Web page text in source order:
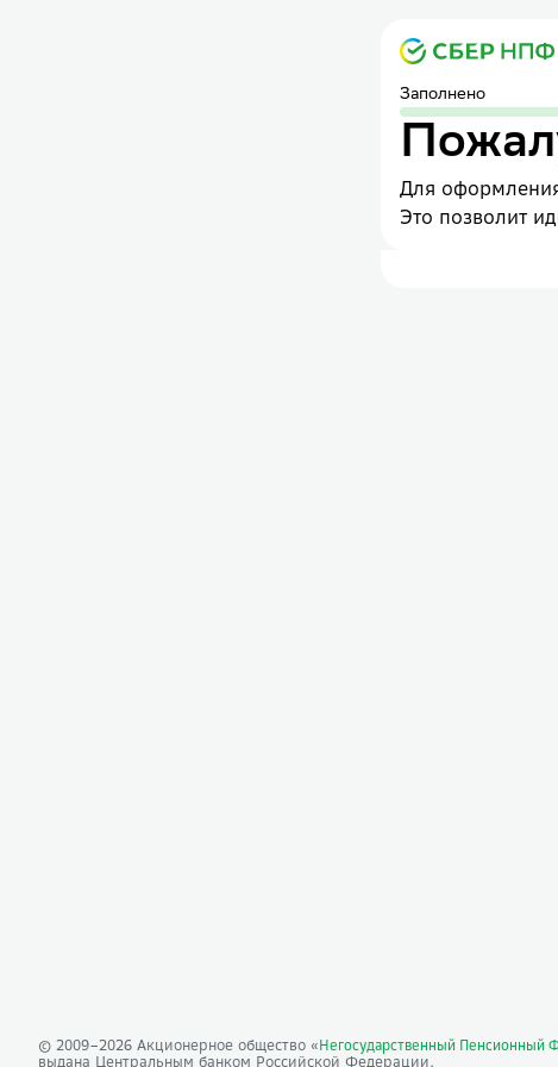
Заполнено
Для
Это позволит
© 2009–2026 Акционерное общество « Негосударственный Пенсионный
выдана Центральным банком Российской Федерации.